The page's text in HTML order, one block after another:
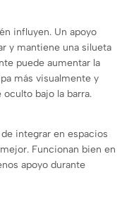
influyen. Un apoyo
y mantiene una silueta
puede aumentar la
más visualmente y
bajo la barra.
integrar en espacios
Funcionan bien en
apoyo durante